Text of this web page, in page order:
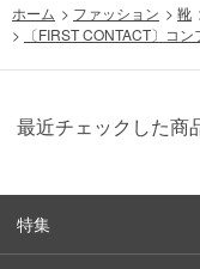
ホーム > ファッション > 靴
>
〔FIRST CONTACT〕コ
最近チェックした商
特集